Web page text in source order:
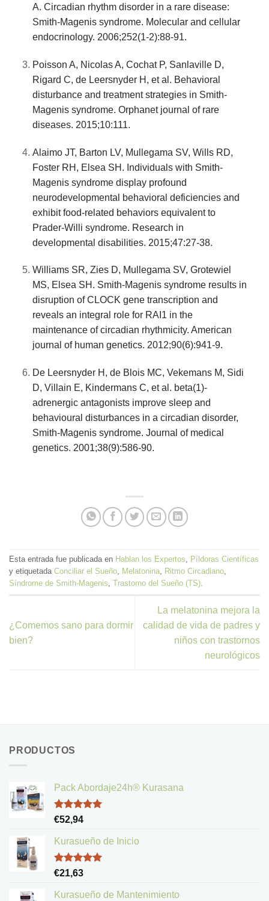
A. Circadian rhythm disorder in a rare disease:
Smith-Magenis syndrome. Molecular and cellular
endocrinology. 2006;252(1-2):88-91.
Poisson A, Nicolas A, Cochat P, Sanlaville D,
Rigard C, de Leersnyder H, et al. Behavioral
disturbance and treatment strategies in Smith-
Magenis syndrome. Orphanet journal of rare
diseases. 2015;10:111.
Alaimo JT, Barton LV, Mullegama SV, Wills RD,
Foster RH, Elsea SH. Individuals with Smith-
Magenis syndrome display profound
neurodevelopmental behavioral deficiencies and
exhibit food-related behaviors equivalent to
Prader-Willi syndrome. Research in
developmental disabilities. 2015;47:27-38.
Williams SR, Zies D, Mullegama SV, Grotewiel
MS, Elsea SH. Smith-Magenis syndrome results in
disruption of CLOCK gene transcription and
reveals an integral role for RAI1 in the
maintenance of circadian rhythmicity. American
journal of human genetics. 2012;90(6):941-9.
De Leersnyder H, de Blois MC, Vekemans M, Sidi
D, Villain E, Kindermans C, et al. beta(1)-
adrenergic antagonists improve sleep and
behavioural disturbances in a circadian disorder,
Smith-Magenis syndrome. Journal of medical
genetics. 2001;38(9):586-90.
Esta entrada fue publicada en Hablan los Expertos, Píldoras Científicas
y etiquetada Conciliar el Sueño, Melatonina, Ritmo Circadiano,
Síndrome de Smith-Magenis, Trastorno del Sueño (TS).
¿Comemos sano para dormir
bien?
La melatonina mejora la
calidad de vida de padres y
niños con trastornos
neurológicos
PRODUCTOS
Pack Abordaje24h® Kurasana
Valorado
de 5
€52,94
Kurasueño de Inicio
Valorado
de 5
€21,63
Kurasueño de Mantenimiento